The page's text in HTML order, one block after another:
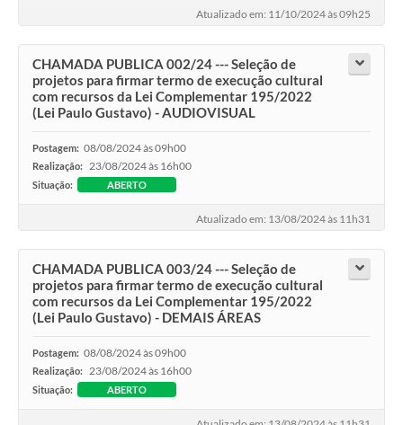
Atualizado em: 11/10/2024 às 09h25
CHAMADA PUBLICA 002/24 --- Seleção de
projetos para firmar termo de execução cultural
com recursos da Lei Complementar 195/2022
(Lei Paulo Gustavo) - AUDIOVISUAL
Postagem: 08/08/2024 às 09h00
Realização: 23/08/2024 às 16h00
Situação: ABERTO
Atualizado em: 13/08/2024 às 11h31
CHAMADA PUBLICA 003/24 --- Seleção de
projetos para firmar termo de execução cultural
com recursos da Lei Complementar 195/2022
(Lei Paulo Gustavo) - DEMAIS ÁREAS
Postagem: 08/08/2024 às 09h00
Realização: 23/08/2024 às 16h00
Situação: ABERTO